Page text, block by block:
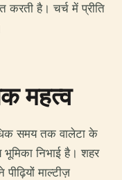
करती है। चर्च में प्रीति
महत्व
समय तक वालेटा के
निभाई है। शहर
माल्टीज़